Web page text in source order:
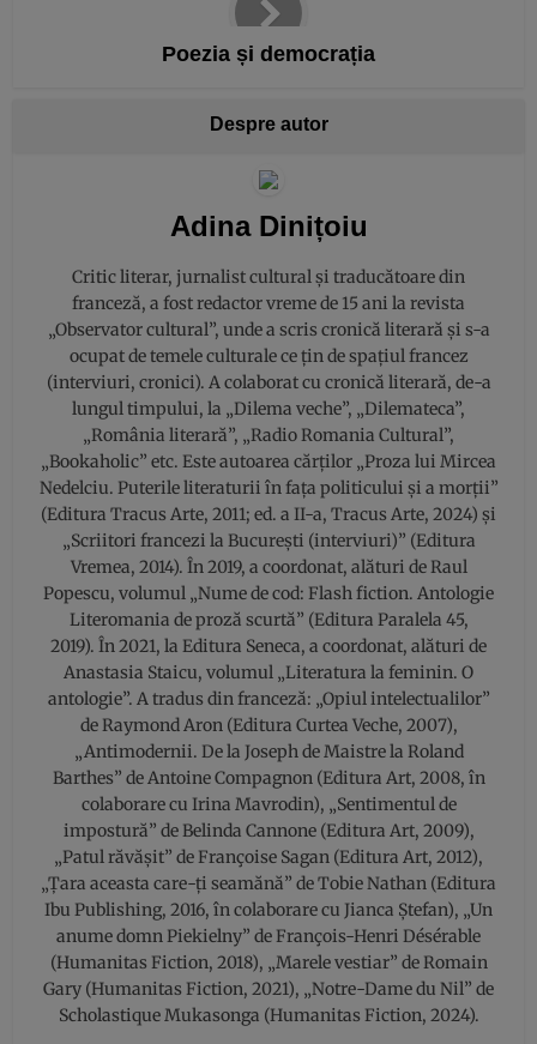
Poezia și democrația
Despre autor
Adina Dinițoiu
Critic literar, jurnalist cultural și traducătoare din
franceză, a fost redactor vreme de 15 ani la revista
„Observator cultural”, unde a scris cronică literară și s-a
ocupat de temele culturale ce țin de spațiul francez
(interviuri, cronici). A colaborat cu cronică literară, de-a
lungul timpului, la „Dilema veche”, „Dilemateca”,
„România literară”, „Radio Romania Cultural”,
„Bookaholic” etc. Este autoarea cărților „Proza lui Mircea
Nedelciu. Puterile literaturii în fața politicului și a morții”
(Editura Tracus Arte, 2011; ed. a II-a, Tracus Arte, 2024) şi
„Scriitori francezi la Bucureşti (interviuri)” (Editura
Vremea, 2014). În 2019, a coordonat, alături de Raul
Popescu, volumul „Nume de cod: Flash fiction. Antologie
Literomania de proză scurtă” (Editura Paralela 45,
2019). În 2021, la Editura Seneca, a coordonat, alături de
Anastasia Staicu, volumul „Literatura la feminin. O
antologie”. A tradus din franceză: „Opiul intelectualilor”
de Raymond Aron (Editura Curtea Veche, 2007),
„Antimodernii. De la Joseph de Maistre la Roland
Barthes” de Antoine Compagnon (Editura Art, 2008, în
colaborare cu Irina Mavrodin), „Sentimentul de
impostură” de Belinda Cannone (Editura Art, 2009),
„Patul răvăşit” de Françoise Sagan (Editura Art, 2012),
„Ţara aceasta care-ţi seamănă” de Tobie Nathan (Editura
Ibu Publishing, 2016, în colaborare cu Jianca Ştefan), „Un
anume domn Piekielny” de François-Henri Désérable
(Humanitas Fiction, 2018), „Marele vestiar” de Romain
Gary (Humanitas Fiction, 2021), „Notre-Dame du Nil” de
Scholastique Mukasonga (Humanitas Fiction, 2024).